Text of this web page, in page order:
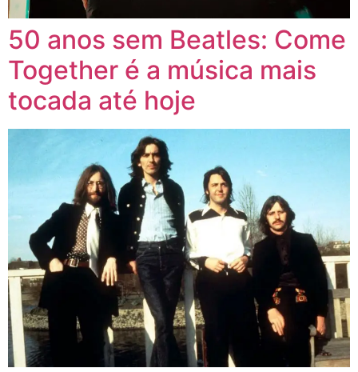
50 anos sem Beatles: Come
Together é a música mais
tocada até hoje